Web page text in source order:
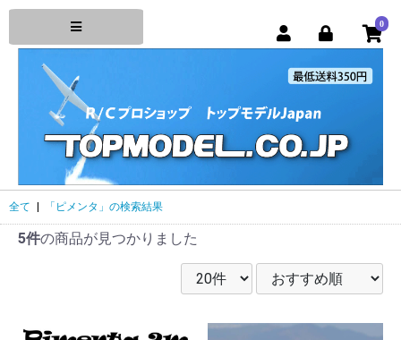
0
全て 「ピメンタ」の検索結果
5件の商品が見つかりました